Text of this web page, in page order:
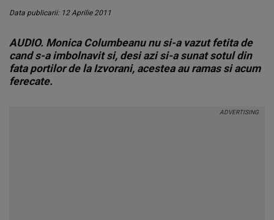
Data publicarii: 12 Aprilie 2011
AUDIO. Monica Columbeanu nu si-a vazut fetita de
cand s-a imbolnavit si, desi azi si-a sunat sotul din
fata portilor de la Izvorani, acestea au ramas si acum
ferecate.